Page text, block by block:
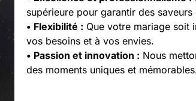
supérieure pour garantir des
• Flexibilité : Que votre mariage soit
vos besoins et à vos envies.
• Passion et innovation : Nous
des moments uniques et